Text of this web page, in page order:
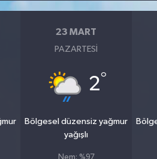
23 MART
PAZARTESI
2°
Bölgesel düzensiz yağmur
yağışlı